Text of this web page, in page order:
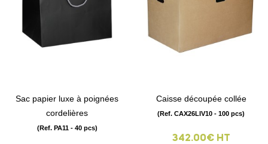
Sac papier luxe à poignées
cordelières
(Ref. PA11 - 40 pcs)
Caisse découpée collée
(Ref. CAX26LIV10 - 100 pcs)
342.00€ HT